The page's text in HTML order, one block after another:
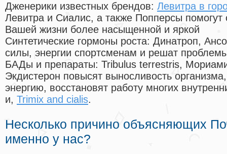
Дженерики известных брендов: Левитра в
Левитра и Сиалис, а также Попперсы помогут
Вашей жизни более насыщенной и яркой
Синтетические гормоны роста: Динатроп,
силы, энергии спортсменам и решат
БАДы и препараты: Tribulus terrestris,
Экдистерон повысят выносливость
энергию, восстановят работу многих
и, Trimix and cialis.
Несколько причино объясняющих
именно у нас?